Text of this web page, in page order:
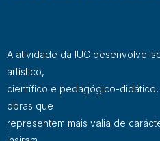
A atividade da IUC desenvolve-
artístico,
científico e pedagógico-
obras que
representem mais valia de